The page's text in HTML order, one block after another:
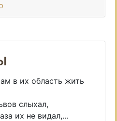
в их область жить
слыхал,
их не видал,...